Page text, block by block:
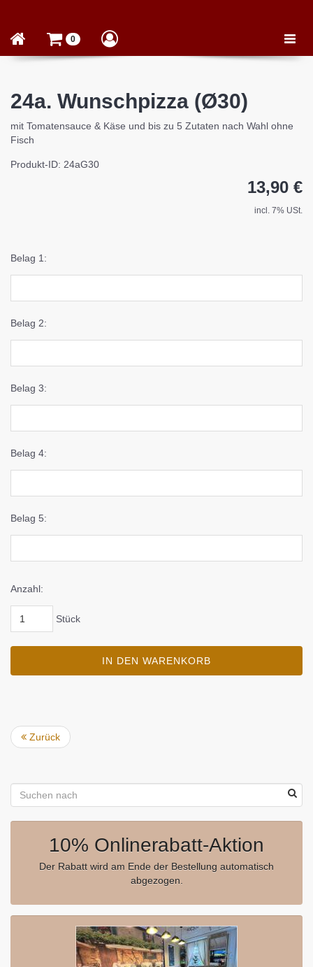
Toggle
0
24a. Wunschpizza (Ø30)
mit Tomatensauce & Käse und bis zu 5 Zutaten nach Wahl ohne
Fisch
Produkt-ID: 24aG30
13,90 €
incl. 7% USt.
Belag 1:
Belag 2:
Belag 3:
Belag 4:
Belag 5:
Anzahl:
Stück
IN DEN WARENKORB
Zurück
10% Onlinerabatt-Aktion
Der Rabatt wird am Ende der Bestellung automatisch
abgezogen.